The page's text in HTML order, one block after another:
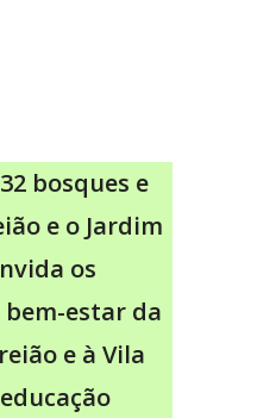
bosques e
e o Jardim
os
estar da
e à Vila